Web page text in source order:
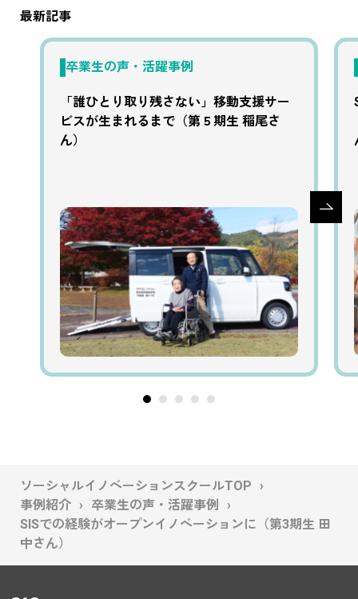
最新記事
卒業生の声・活躍事例
「誰ひとり取り残さない」移動支援サー
ビスが生まれるまで（第５期生 稲尾さ
ん）
ソーシャルイノベーションスクールTOP
事例紹介
卒業生の声・活躍事例
SISでの経験がオープンイノベーションに（第3期生 田
中さん）